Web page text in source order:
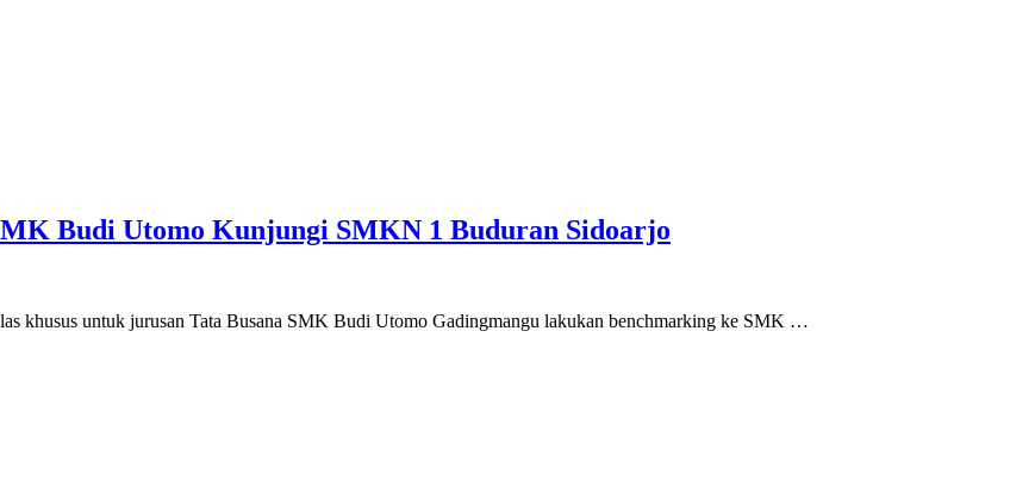
Budi Utomo Kunjungi SMKN 1 Buduran Sidoarjo
khusus untuk jurusan Tata Busana SMK Budi Utomo Gadingmangu lakukan benchmarking ke SMK …